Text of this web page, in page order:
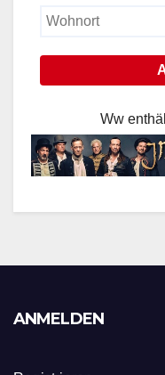
Ww
ANMELDEN